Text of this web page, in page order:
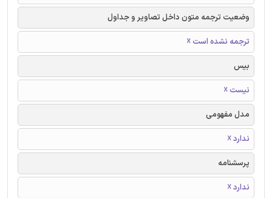
وضعیت ترجمه متون داخل تصاویر و جداول
ترجمه نشده است ☓
بیس
نیست ☓
مدل مفهومی
ندارد ☓
پرسشنامه
ندارد ☓